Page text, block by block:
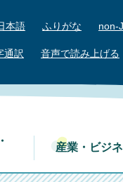
本語 ふりがな non-
通訳 音声で読み上げる
産業・ビジ